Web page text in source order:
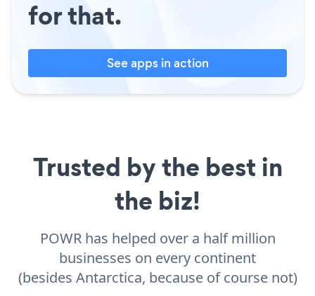
for that.
See apps in action
Trusted by the best in
the biz!
POWR has helped over a half million
businesses on every continent
(besides Antarctica, because of course not)